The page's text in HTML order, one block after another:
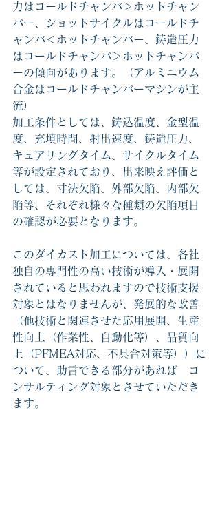
力はコールドチャンバ＞ホットチャン
バー、ショットサイクルはコールドチ
ャンバ＜ホットチャンバー、鋳造圧力
はコールドチャンバ＞ホットチャンバ
ーの傾向があります。（アルミニウム
合金はコールドチャンバーマシンが主
流）
加工条件としては、鋳込温度、金型温
度、充填時間、射出速度、鋳造圧力、
キュアリングタイム、サイクルタイム
等が設定されており、出来映え評価と
しては、寸法欠陥、外部欠陥、内部欠
陥等、それぞれ様々な種類の欠陥項目
の確認が必要となります。
このダイカスト加工については、各社
独自の専門性の高い技術が導入・展開
されていると思われますので技術支援
対象とはなりませんが、発展的な改善
（他技術と関連させた応用展開、生産
性向上（作業性、自動化等）、品質向
上（PFMEA対応、不具合対策等））に
ついて、助言できる部分があれば　コ
ンサルティング対象とさせていただき
ます。